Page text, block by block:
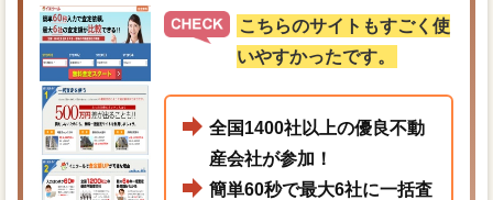
こちらのサイトもすごく使
いやすかったです。
全国1400社以上の優良不動
産会社が参加！
簡単60秒で最大6社に一括査